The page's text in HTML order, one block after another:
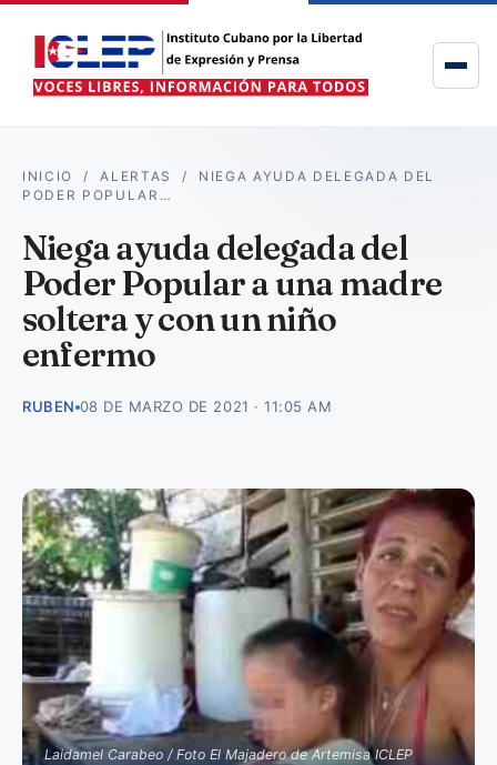
INICIO /ALERTAS / NIEGA AYUDA DELEGADA DEL
PODER POPULAR…
Niega ayuda delegada del
Poder Popular a una madre
soltera y con un niño
enfermo
RUBEN 08 DE MARZO DE 2021 · 11:05 AM
Laidamel Carabeo / Foto El Majadero de Artemisa ICLEP